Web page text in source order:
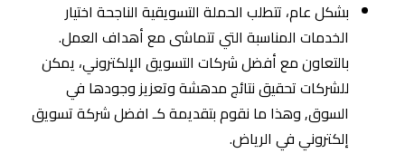
بشكل عام، تتطلب الحملة التسويقية الناجحة اختيار
الخدمات المناسبة التي تتماشى مع أهداف العمل.
بالتعاون مع أفضل شركات التسويق الإلكتروني، يمكن
للشركات تحقيق نتائج مدهشة وتعزيز وجودها في
السوق, وهذا ما نقوم بتقديمة كـ افضل شركة تسويق
إلكتروني في الرياض.